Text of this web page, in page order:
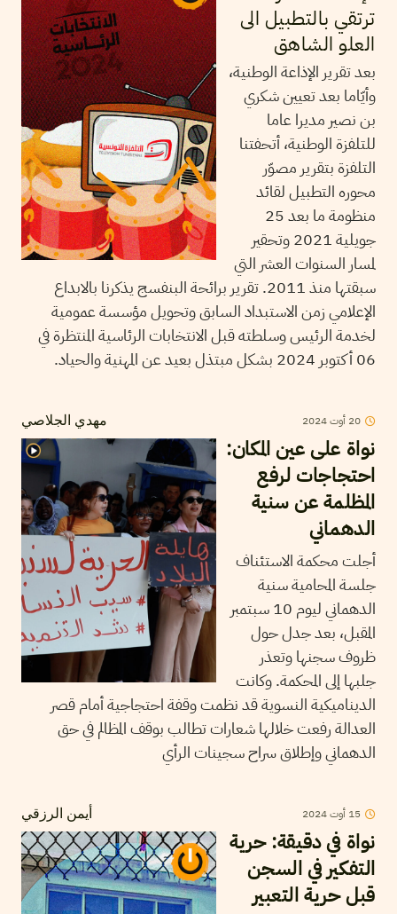
ترتقي بالتطبيل الى
العلو الشاهق
بعد تقرير الإذاعة الوطنية،
وأيّاما بعد تعيين شكري
بن نصير مديرا عاما
للتلفزة الوطنية، أتحفتنا
التلفزة بتقرير مصوّر
محوره التطبيل لقائد
منظومة ما بعد 25
جويلية 2021 وتحقير
لمسار السنوات العشر التي
سبقتها منذ 2011. تقرير برائحة البنفسج يذكرنا بالابداع
الإعلامي زمن الاستبداد السابق وتحويل مؤسسة عمومية
لخدمة الرئيس وسلطته قبل الانتخابات الرئاسية المنتظرة في
06 أكتوبر 2024 بشكل مبتذل بعيد عن المهنية والحياد.
مهدي الجلاصي 20 أوت2024
نواة على عين المكان:
احتجاجات لرفع
المظلمة عن سنية
الدهماني
أجلت محكمة الاستئناف
جلسة المحامية سنية
الدهماني ليوم 10 سبتمبر
المقبل، بعد جدل حول
ظروف سجنها وتعذر
جلبها إلى المحكمة. وكانت
الديناميكية النسوية قد نظمت وقفة احتجاجية أمام قصر
العدالة رفعت خلالها شعارات تطالب بوقف المظالم في حق
الدهماني وإطلاق سراح سجينات الرأي
أيمن الرزقي 15 أوت2024
نواة في دقيقة: حرية
التفكير في السجن
قبل حرية التعبير